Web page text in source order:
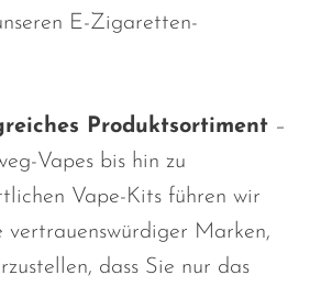
E-Zigaretten-
Produktsortiment –
Vapes bis hin zu
Vape-Kits führen wir
vertrauenswürdiger Marken,
dass Sie nur das